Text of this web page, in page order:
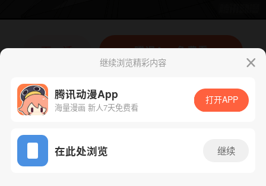
App免费看
下一话 腾漫App免费看
继续浏览精彩内容
腾讯动漫App
海量漫画 新人7天免费看
打开APP
在此处浏览 继续